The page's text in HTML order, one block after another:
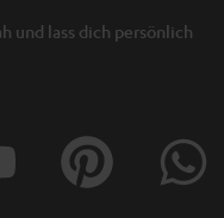
und lass dich persönlich